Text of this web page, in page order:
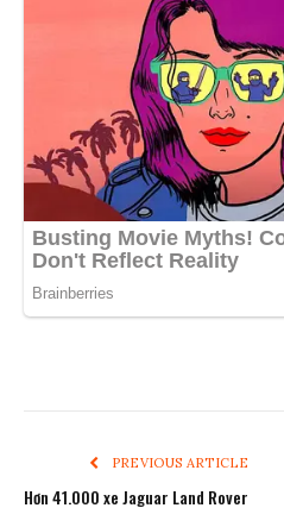
PREVIOUS ARTICLE
Hơn 41.000 xe Jaguar Land Rover